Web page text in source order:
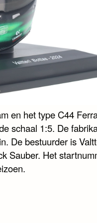
en het type C44
schaal 1:5. De
De bestuurder is
Sauber. Het